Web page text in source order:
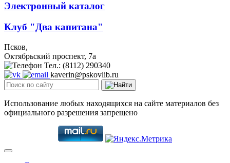
Электронный каталог
Клуб "Два капитана"
Псков,
Октябрьский проспект, 7a
Тел.: (8112) 290340
kaverin@pskovlib.ru
Использование любых находящихся на сайте материалов без
официального разрешения запрещено